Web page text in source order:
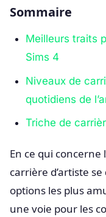
Sommaire
Meilleurs traits
Sims 4
Niveaux de
quotidiens de
Triche de
En ce qui
carrière d’artiste
options les plus
une voie pour les